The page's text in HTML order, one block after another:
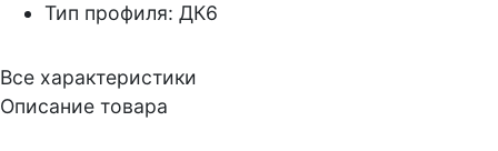
Тип профиля: ДК6
Все характеристики
Описание товара